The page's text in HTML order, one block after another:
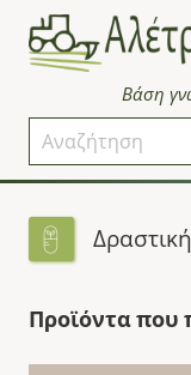
Βάση
Προϊόντα που